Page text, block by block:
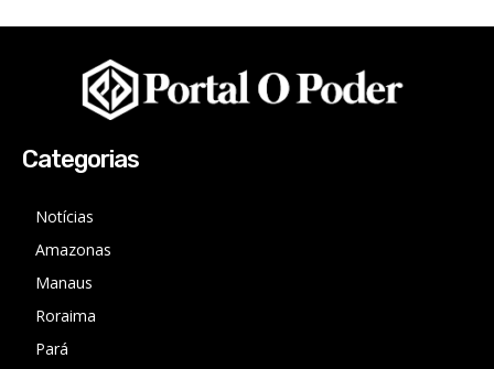
Categorias
Notícias
Amazonas
Manaus
Roraima
Pará